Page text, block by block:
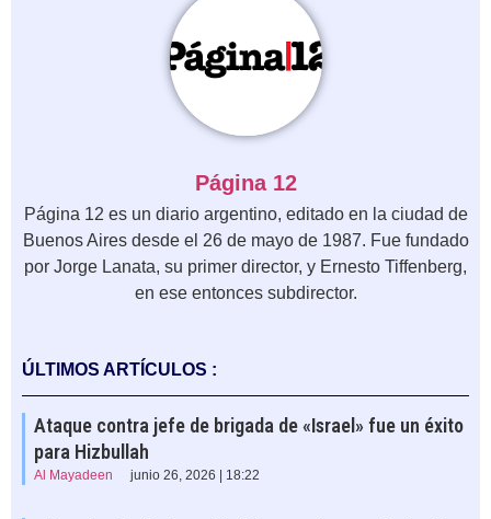
Página 12
Página 12 es un diario argentino, editado en la ciudad de
Buenos Aires desde el 26 de mayo de 1987. Fue fundado
por Jorge Lanata, su primer director, y Ernesto Tiffenberg,
en ese entonces subdirector.
ÚLTIMOS ARTÍCULOS :
Ataque contra jefe de brigada de «Israel» fue un éxito
para Hizbullah
Al Mayadeen junio 26, 2026 | 18:22